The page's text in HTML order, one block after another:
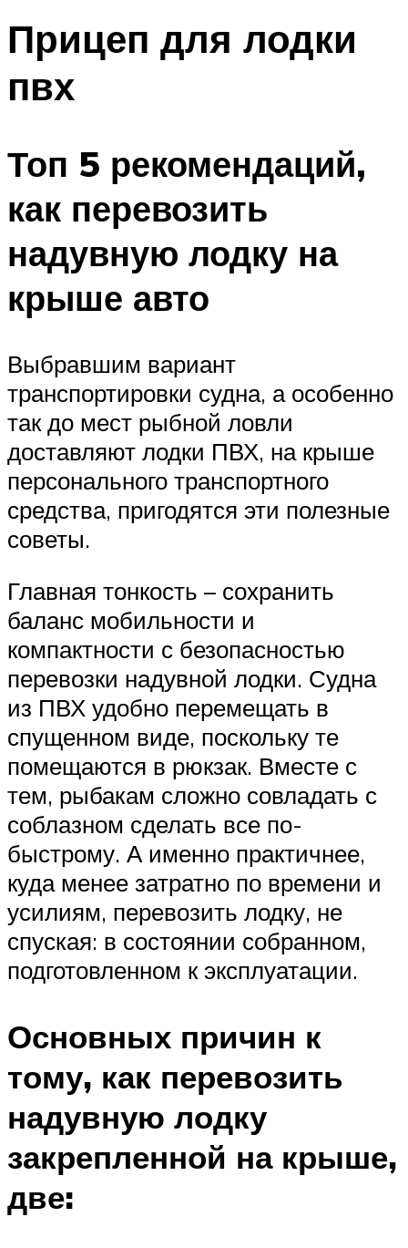
Прицеп для лодки
пвх
Топ 5 рекомендаций,
как перевозить
надувную лодку на
крыше авто
Выбравшим вариант
транспортировки судна, а особенно
так до мест рыбной ловли
доставляют лодки ПВХ, на крыше
персонального транспортного
средства, пригодятся эти полезные
советы.
Главная тонкость – сохранить
баланс мобильности и
компактности с безопасностью
перевозки надувной лодки. Судна
из ПВХ удобно перемещать в
спущенном виде, поскольку те
помещаются в рюкзак. Вместе с
тем, рыбакам сложно совладать с
соблазном сделать все по-
быстрому. А именно практичнее,
куда менее затратно по времени и
усилиям, перевозить лодку, не
спуская: в состоянии собранном,
подготовленном к эксплуатации.
Основных причин к
тому, как перевозить
надувную лодку
закрепленной на крыше,
две: